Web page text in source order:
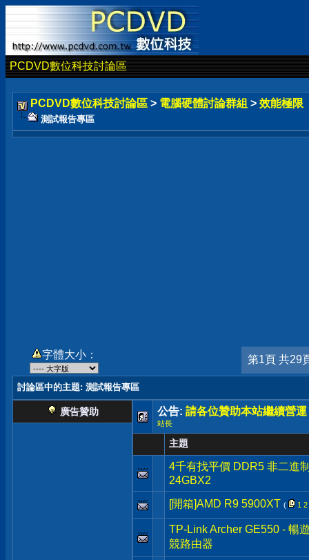
PCDVD數位科技討論區
PCDVD數位科技討論區 > 電腦硬體討論群組 > 效能極限
測試報告專區
字體大小： 第1頁 共29
討論區中的主題: 測試報告專區
廣告贊助 公告: 請各位贊助本站繼續營運
站長
主題
4千有找平價 DDR5 非二進
24GBX2
[開箱]AMD R9 5900XT ( 1 2
TP-Link Archer GE550 - 暢
競路由器